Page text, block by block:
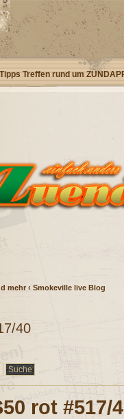
Treffen rund um
mehr ‹ Smokeville live Blog
40
rot #517/